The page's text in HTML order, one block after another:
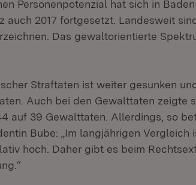
Personenpotenzial hat sich in
auch 2017 fortgesetzt. Landesweit
Das gewaltorientierte
Straftaten ist weiter gesunken
Auch bei den Gewalttaten zeigte
auf 39 Gewalttaten. Allerdings, so
Bube: „Im langjährigen Vergleich
hoch. Daher gibt es beim